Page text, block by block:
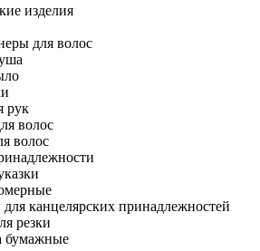
изделия
для волос
рук
волос
волос
канцелярских принадлежностей
резки
бумажные